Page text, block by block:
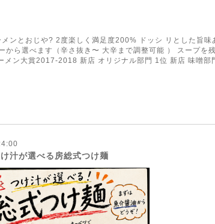
とおじや? 2度楽しく満足度200% ドッシ リとした旨味
ら選べます（辛さ抜き〜 大辛まで調整可能 ） スープを
ン大賞2017-2018 新店 オリジナル部門 1位 新店 味噌部
け汁が選べる房総式つけ麺